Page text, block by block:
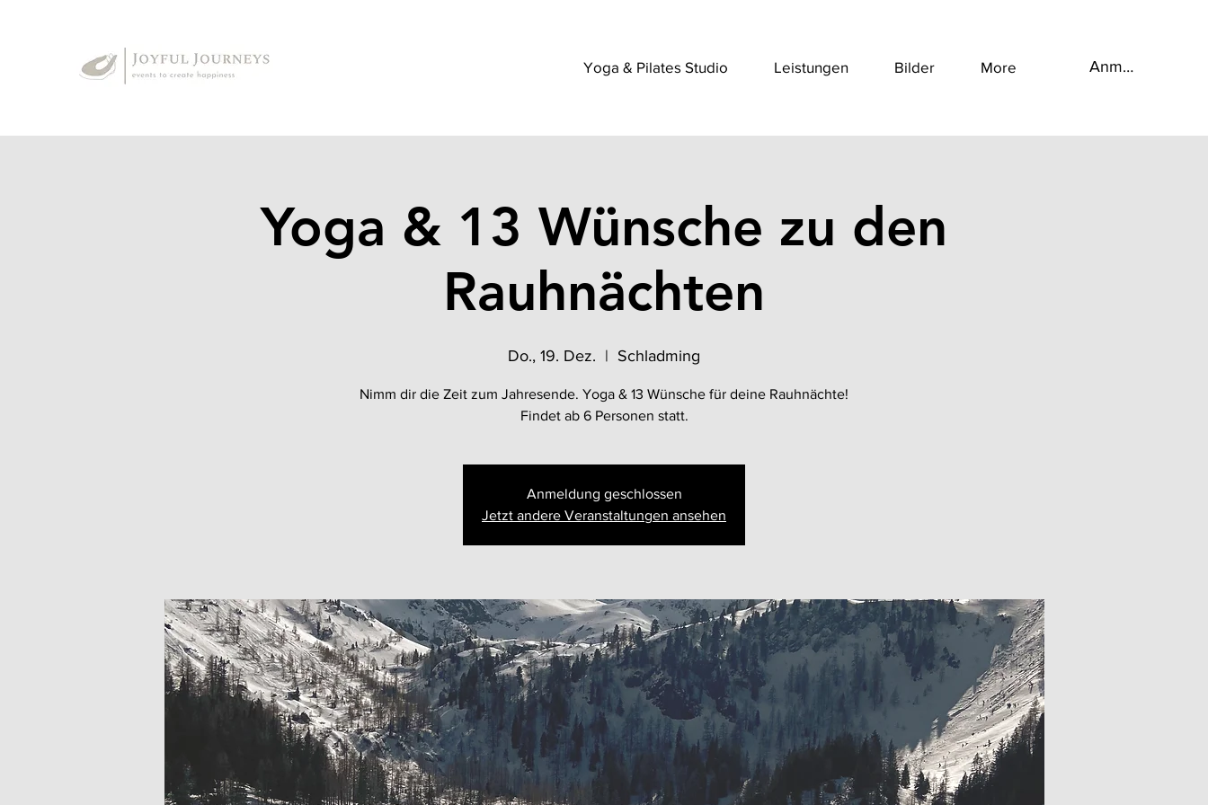
Yoga & Pilates Studio Leistungen Bilder More Anmelden
Yoga & 13 Wünsche zu den
Rauhnächten
Do., 19. Dez.
  |
Schladming
Nimm dir die Zeit zum Jahresende. Yoga & 13 Wünsche für deine Rauhnächte!
Findet ab 6 Personen statt.
Anmeldung geschlossen
Jetzt andere Veranstaltungen ansehen